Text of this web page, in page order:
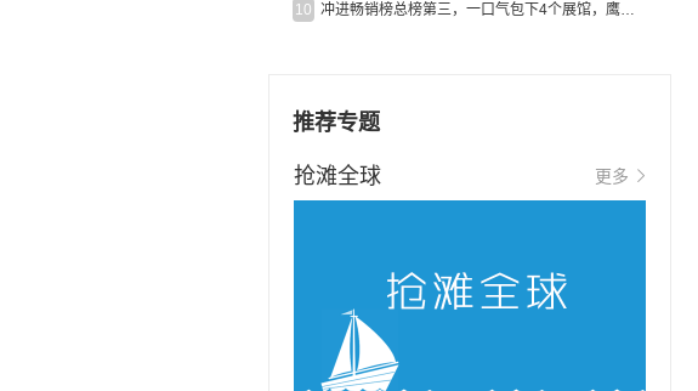
10 冲进畅销榜总榜第三，一口气包下4个展馆，鹰角把嘉年华做爆了
推荐专题
抢滩全球 更多